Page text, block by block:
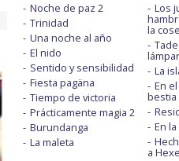
Noche de paz 2
Trinidad
Una noche al año
El nido
Sentido y sensibilidad
Fiesta pagäna
Tiempo de victoria
Prácticamente magia 2
Burundanga
La maleta
Los
la
La
En
bestia
En
a Hexe